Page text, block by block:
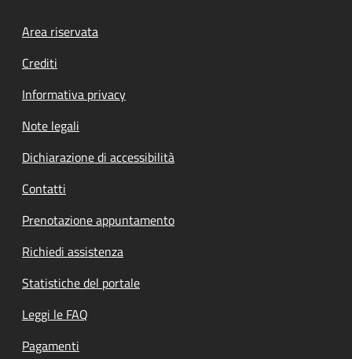
Footer menu
Area riservata
Crediti
Informativa privacy
Note legali
Dichiarazione di accessibilità
Contatti
Prenotazione appuntamento
Richiedi assistenza
Statistiche del portale
Leggi le FAQ
Pagamenti